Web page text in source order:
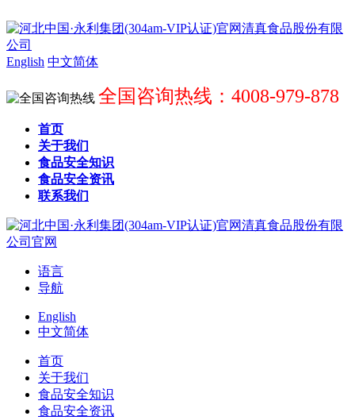
English 中文简体
全国咨询热线：4008-979-878
首页
关于我们
食品安全知识
食品安全资讯
联系我们
语言
导航
English
中文简体
首页
关于我们
食品安全知识
食品安全资讯